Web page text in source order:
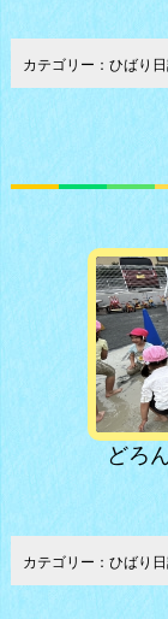
カテゴリー：ひばり
どろ
カテゴリー：ひばり